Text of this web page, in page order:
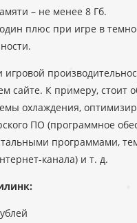
– не менее 8 Гб.
плюс при игре в
игровой
сайте. К примеру, стоит
охлаждения,
ПО (программное
программами,
канала) и т. д.